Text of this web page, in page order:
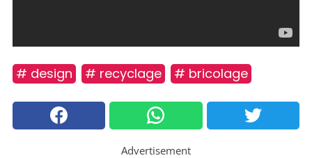
# design # recyclage # bricolage
Advertisement